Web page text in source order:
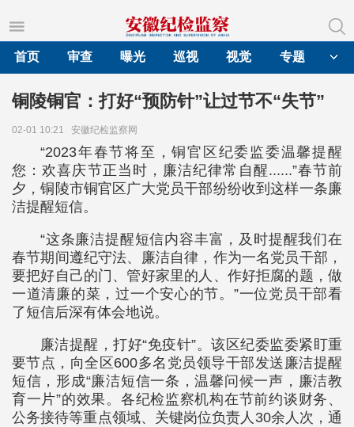
首页
审查 曝光 巡视 视觉 专题
铜陵铜官：打好“预防针”让过节不“失节”
02-01 10:21 安徽纪检监察网
“2023年春节将至，铜官区纪委监委温馨提醒
您：欢喜庆节正当时，廉洁纪律常自醒......”春节前
夕，铜陵市铜官区广大党员干部纷纷收到这样一条廉
洁提醒短信。
“这条廉洁提醒短信内容丰富，及时提醒我们在
春节期间遵纪守法、廉洁自律，作为一名党员干部，
要把好自己的门、管好家里的人、作好拒腐的题，做
一道清廉的菜，过一个安心的节。”一位党员干部看
了短信后深有体会地说。
廉洁提醒，打好“免疫针”。该区纪委监委紧盯重
要节点，向全区600多名党员领导干部发送廉洁提醒
短信，形成“廉洁短信一条，温馨问候一声，廉洁教
育一片”的效果。各纪检监察机构在节前约谈财务、
公务接待等重点领域、关键岗位负责人30余人次，通